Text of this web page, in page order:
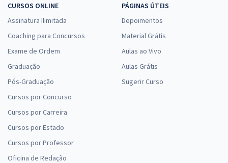
CURSOS ONLINE
Assinatura Ilimitada
Coaching para Concursos
Exame de Ordem
Graduação
Pós-Graduação
Cursos por Concurso
Cursos por Carreira
Cursos por Estado
Cursos por Professor
Oficina de Redação
PÁGINAS ÚTEIS
Depoimentos
Material Grátis
Aulas ao Vivo
Aulas Grátis
Sugerir Curso